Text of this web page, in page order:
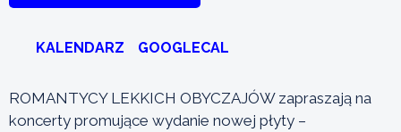
KALENDARZ GOOGLECAL
ROMANTYCY LEKKICH OBYCZAJÓW zapraszają na
koncerty promujące wydanie nowej płyty –